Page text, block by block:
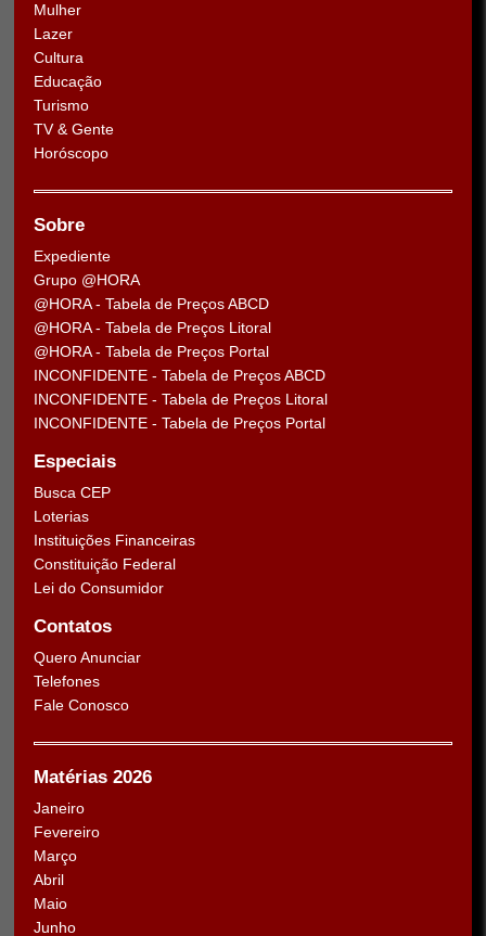
Mulher
Lazer
Cultura
Educação
Turismo
TV & Gente
Horóscopo
Sobre
Expediente
Grupo @HORA
@HORA - Tabela de Preços ABCD
@HORA - Tabela de Preços Litoral
@HORA - Tabela de Preços Portal
INCONFIDENTE - Tabela de Preços ABCD
INCONFIDENTE - Tabela de Preços Litoral
INCONFIDENTE - Tabela de Preços Portal
Especiais
Busca CEP
Loterias
Instituições Financeiras
Constituição Federal
Lei do Consumidor
Contatos
Quero Anunciar
Telefones
Fale Conosco
Matérias 2026
Janeiro
Fevereiro
Março
Abril
Maio
Junho